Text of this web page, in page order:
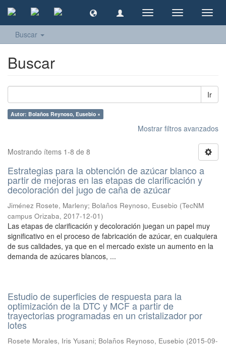
Cambiar
navegación
Cambiar
navegación
Buscar
Buscar
Ir
Autor: Bolaños Reynoso, Eusebio ×
Mostrar filtros avanzados
Mostrando ítems 1-8 de 8
Estrategias para la obtención de azúcar blanco a
partir de mejoras en las etapas de clarificación y
decoloración del jugo de caña de azúcar
Jiménez Rosete, Marleny; Bolaños Reynoso, Eusebio (TecNM
campus Orizaba, 2017-12-01)
Las etapas de clarificación y decoloración juegan un papel muy
significativo en el proceso de fabricación de azúcar, en cualquiera
de sus calidades, ya que en el mercado existe un aumento en la
demanda de azúcares blancos, ...
Estudio de superficies de respuesta para la
optimización de la DTC y MCF a partir de
trayectorias programadas en un cristalizador por
lotes
Rosete Morales, Iris Yusani; Bolaños Reynoso, Eusebio (2015-09-